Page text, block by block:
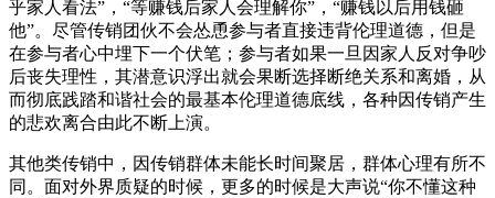
乎家人看法”，“等赚钱后家人会理解你”，“赚钱以后用钱砸
他”。尽管传销团伙不会怂恿参与者直接违背伦理道德，但是
在参与者心中埋下一个伏笔；参与者如果一旦因家人反对争吵
后丧失理性，其潜意识浮出就会果断选择断绝关系和离婚，从
而彻底践踏和谐社会的最基本伦理道德底线，各种因传销产生
的悲欢离合由此不断上演。
其他类传销中，因传销群体未能长时间聚居，群体心理有所不
同。面对外界质疑的时候，更多的时候是大声说“你不懂这种